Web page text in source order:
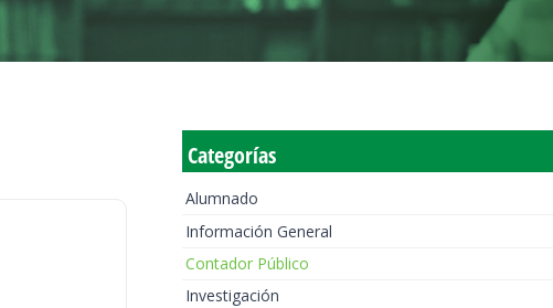
Categorías
Alumnado
Información General
Contador Público
Investigación